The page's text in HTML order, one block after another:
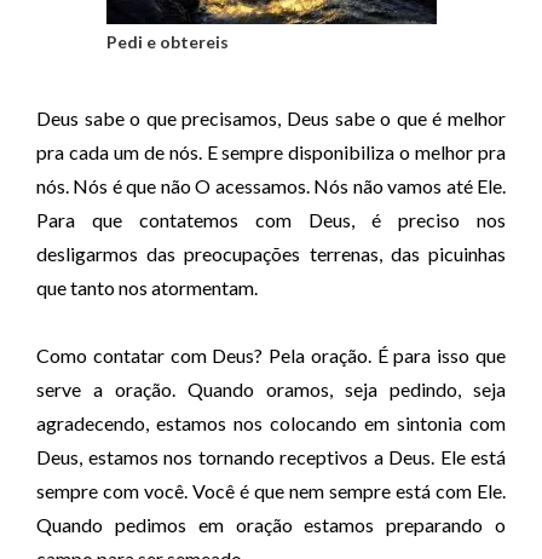
Pedi e obtereis
Deus sabe o que precisamos, Deus sabe o que é melhor
pra cada um de nós. E sempre disponibiliza o melhor pra
nós. Nós é que não O acessamos. Nós não vamos até Ele.
Para que contatemos com Deus, é preciso nos
desligarmos das preocupações terrenas, das picuinhas
que tanto nos atormentam.
Como contatar com Deus? Pela oração. É para isso que
serve a oração. Quando oramos, seja pedindo, seja
agradecendo, estamos nos colocando em sintonia com
Deus, estamos nos tornando receptivos a Deus. Ele está
sempre com você. Você é que nem sempre está com Ele.
Quando pedimos em oração estamos preparando o